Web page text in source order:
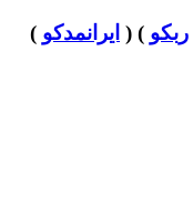
ربکو ) ( ایرانمدکو )